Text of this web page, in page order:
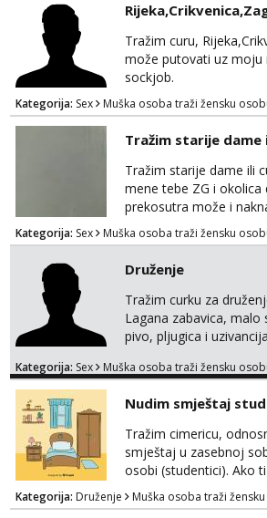
Tražim curu,
može putovati uz moju
sockjob.
Kategorija: Sex Muška osoba traži žensku
Tražim starije dame
Tražim starije dame ili
mene tebe ZG i okolica
prekosutra može i
WhatsApp SMS poziv
091 2504 794
Kategorija: Sex Muška osoba traži žensku
Druženje
Tražim curku za
Lagana zabavica,
pivo, pljugica i
thing of the past We're
Kategorija: Sex Muška osoba traži žensku
Nudim smještaj
Tražim cimericu,
smještaj u zasebnoj
osobi (studentici). Ako
u, a ne želiš plaćati
javi se na mail.
Kategorija: Druženje Muška osoba traži